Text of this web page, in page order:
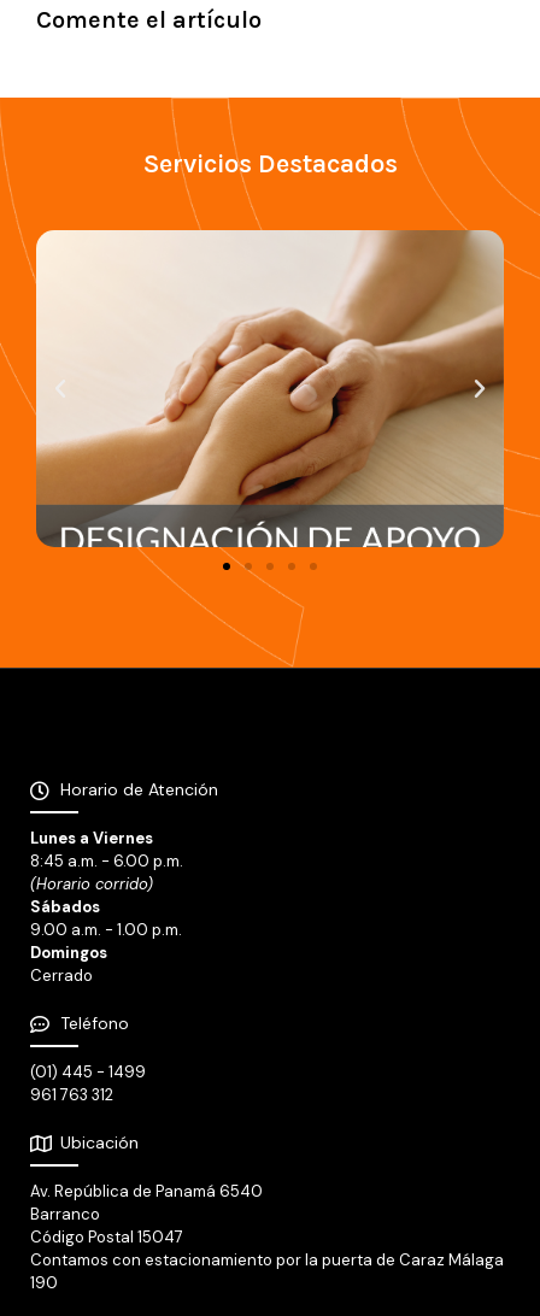
Comente el artículo
Servicios Destacados
Horario de Atención
Lunes a Viernes
8:45 a.m. - 6.00 p.m.
(Horario corrido)
Sábados
9.00 a.m. - 1.00 p.m.
Domingos
Cerrado
Teléfono
(01) 445 - 1499
961 763 312
Ubicación
Av. República de Panamá 6540
Barranco
Código Postal 15047
Contamos con estacionamiento por la puerta de Caraz Málaga
190